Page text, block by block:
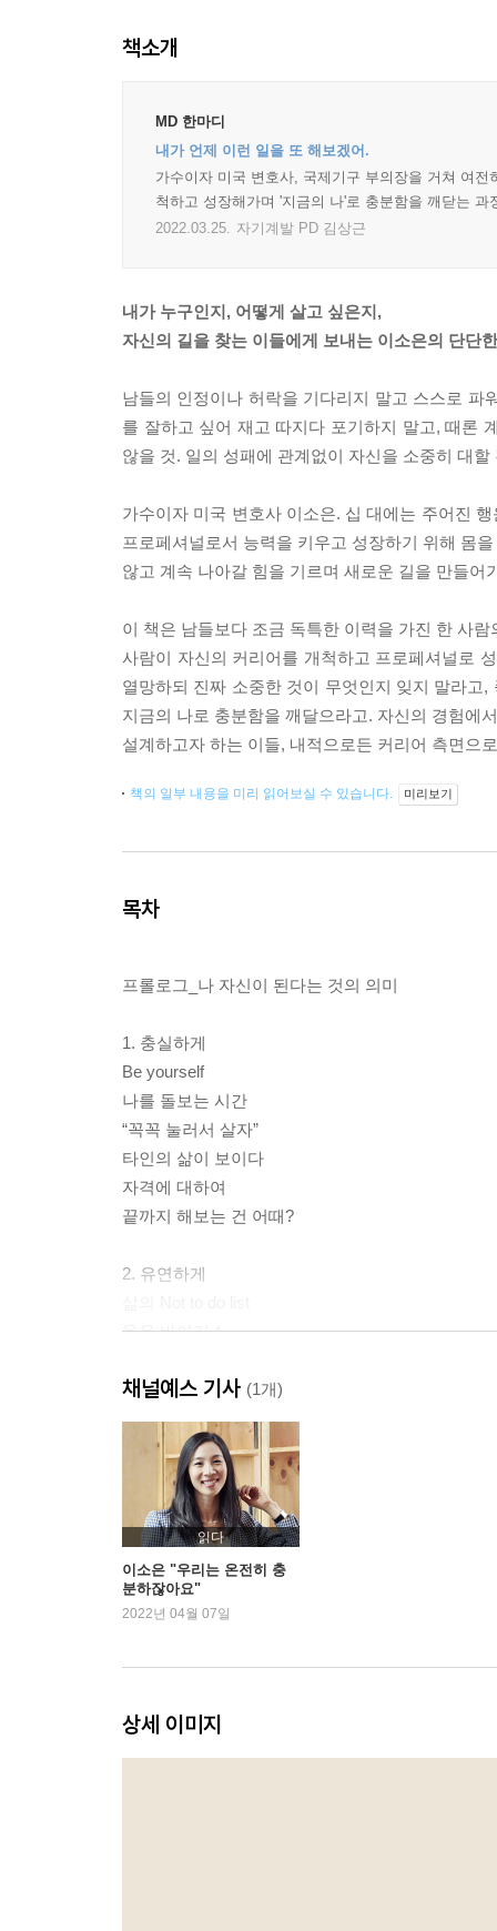
책소개
MD 한마디
내가 언제 이런 일을 또 해보겠어.
가수이자 미국 변호사, 국제기구 부의장을 거쳐 여
척하고 성장해가며 '지금의 나'로 충분함을 깨닫는
2022.03.25. 자기계발 PD 김상근
내가 누구인지, 어떻게 살고 싶은지,
자신의 길을 찾는 이들에게 보내는 이소은의 단단
남들의 인정이나 허락을 기다리지 말고 스스로 파
를 잘하고 싶어 재고 따지다 포기하지 말고, 때론
않을 것. 일의 성패에 관계없이 자신을 소중히 대
가수이자 미국 변호사 이소은. 십 대에는 주어진
프로페셔널로서 능력을 키우고 성장하기 위해 몸
않고 계속 나아갈 힘을 기르며 새로운 길을 만들어
이 책은 남들보다 조금 독특한 이력을 가진 한 사
사람이 자신의 커리어를 개척하고 프로페셔널로
열망하되 진짜 소중한 것이 무엇인지 잊지 말라고
지금의 나로 충분함을 깨달으라고. 자신의 경험에
설계하고자 하는 이들, 내적으로든 커리어 측면으
책의 일부 내용을 미리 읽어보실 수 있습니다. 미리보기
목차
프롤로그_나 자신이 된다는 것의 의미
1. 충실하게
Be yourself
나를 돌보는 시간
“꼭꼭 눌러서 살자”
타인의 삶이 보이다
자격에 대하여
끝까지 해보는 건 어때?
2. 유연하게
웃음 바이러스
세상을 다시 배우다 - 프로젝트 매니저가 되다
나를 지키는 법
비효율 속에서 효율적으로 성장하다
나는 이런 사람이야
“당신은 어디에 속한 사람인가요?”
내 인생의 프리 에이전트
3. 담대하게
쇼 미 더 머니!
진심의 가치
‘The best’보다 ‘My best’
채널예스 기사 (1개)
읽다
이소은 "우리는 온전히 충
분하잖아요"
2022년 04월 07일
상세 이미지